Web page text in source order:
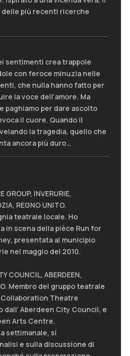
più recenti ricerche
sentimenti crea trappole
con feroce minuzia nelle
che nulla hanno fatto per
la voce dell’amore. Ma
paghiamo per dare ascolto
il cuore. Quando il
la tragedia, quello che
ancora più duro…
GROUP, INVERURIE,
REGNO UNITO.
teatrale locale. Ho
in scena della pièce Run for
presentata al municipio
nel maggio del 2010.
COUNCIL, ABERDEEN,
Membro del gruppo teatrale
Theatre
Aberdeen City Council, e
Arts Centre.
settimanale, si
e sulla discussione di